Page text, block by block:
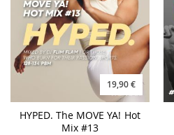
19,90 €
HYPED. The MOVE YA! Hot
Mix #13